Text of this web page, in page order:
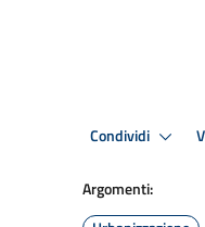
Condividi
Argomenti: